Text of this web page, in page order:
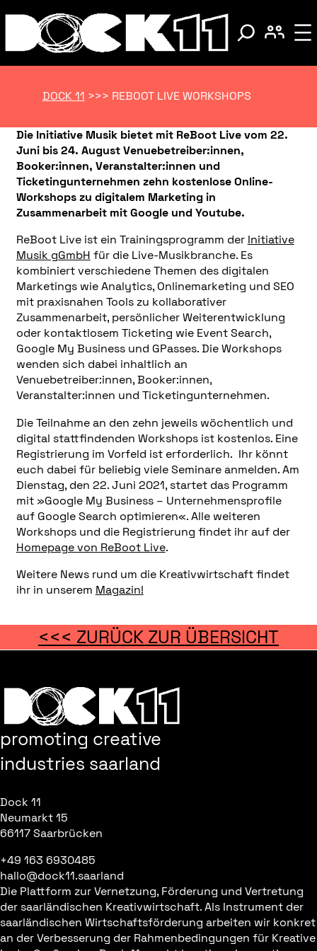
DOCK 11 >>> REBOOT LIVE WORKSHOPS
Die Initiative Musik bietet mit ReBoot Live vom 22.
Juni bis 24. August Venuebetreiber:innen,
Booker:innen, Veranstalter:innen und
Ticketingunternehmen zehn kostenlose Online-
Workshops zu digitalem Marketing in
Zusammenarbeit mit Google und Youtube.
ReBoot Live ist ein Trainingsprogramm der Initiative
Musik gGmbH für die Live-Musikbranche. Es
kombiniert verschiedene Themen des digitalen
Marketings wie Analytics, Onlinemarketing und SEO
mit praxisnahen Tools zu kollaborativer
Zusammenarbeit, persönlicher Weiterentwicklung
oder kontaktlosem Ticketing wie Event Search,
Google My Business und GPasses. Die Workshops
wenden sich dabei inhaltlich an
Venuebetreiber:innen, Booker:innen,
Veranstalter:innen und Ticketingunternehmen.
Die Teilnahme an den zehn jeweils wöchentlich und
digital stattfindenden Workshops ist kostenlos. Eine
Registrierung im Vorfeld ist erforderlich. Ihr könnt
euch dabei für beliebig viele Seminare anmelden. Am
Dienstag, den 22. Juni 2021, startet das Programm
mit »Google My Business – Unternehmensprofile
auf Google Search optimieren«. Alle weiteren
Workshops und die Registrierung findet ihr auf der
Homepage von ReBoot Live.
Weitere News rund um die Kreativwirtschaft findet
ihr in unserem Magazin!
<<< ZURÜCK ZUR ÜBERSICHT
promoting creative
industries saarland
Dock 11
Neumarkt 15
66117 Saarbrücken
+49 163 6930485
hallo@dock11.saarland
Die Plattform zur Vernetzung, Förderung und Vertretung
der saarländischen Kreativwirtschaft. Als Instrument der
saarländischen Wirtschaftsförderung arbeiten wir konkret
an der Verbesserung der Rahmenbedingungen für Kreative